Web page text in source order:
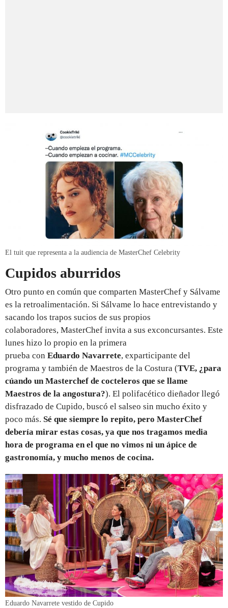
El tuit que representa a la audiencia de MasterChef Celebrity
Cupidos aburridos
Otro punto en común que comparten MasterChef y Sálvame
es la retroalimentación. Si Sálvame lo hace entrevistando y
sacando los trapos sucios de sus propios
colaboradores, MasterChef invita a sus exconcursantes. Este
lunes hizo lo propio en la primera
prueba con Eduardo Navarrete, exparticipante del
programa y también de Maestros de la Costura (TVE, ¿para
cúando un Masterchef de cocteleros que se llame
Maestros de la angostura?). El polifacético dieñador llegó
disfrazado de Cupido, buscó el salseo sin mucho éxito y
poco más. Sé que siempre lo repito, pero MasterChef
debería mirar estas cosas, ya que nos tragamos media
hora de programa en el que no vimos ni un ápice de
gastronomía, y mucho menos de cocina.
Eduardo Navarrete vestido de Cupido